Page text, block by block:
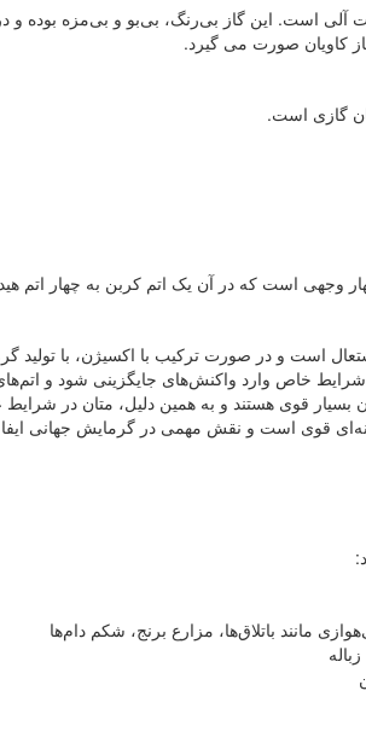
آلی است. این گاز بی‌رنگ، بی‌بو و بی‌مزه
کاویان صورت می گیرد.
گازی است.
وجهی است که در آن یک اتم کربن به چهار اتم
است و در صورت ترکیب با اکسیژن، با تولید
شرایط خاص وارد واکنش‌های جایگزینی شود و
بسیار قوی هستند و به همین دلیل، متان در شرایط
قوی است و نقش مهمی در گرمایش جهانی
مانند باتلاق‌ها، مزارع برنج، شکم دام‌ها